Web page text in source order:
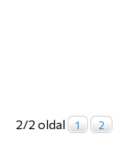
2/2 oldal 1 2